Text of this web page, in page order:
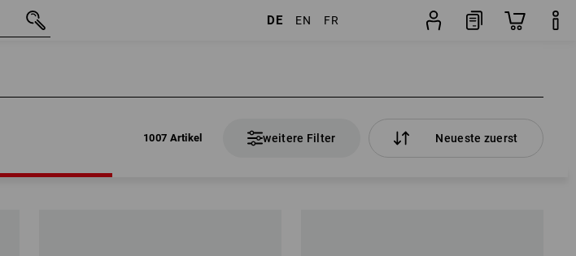
DE EN FR
1007 Artikel weitere Filter Neueste zuerst